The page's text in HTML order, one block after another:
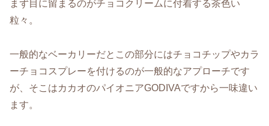
まず目に留まるのがチョコクリームに付着する茶色い
粒々。
一般的なベーカリーだとこの部分にはチョコチップやカラ
ーチョコスプレーを付けるのが一般的なアプローチです
が、そこはカカオのパイオニアGODIVAですから一味違い
ます。